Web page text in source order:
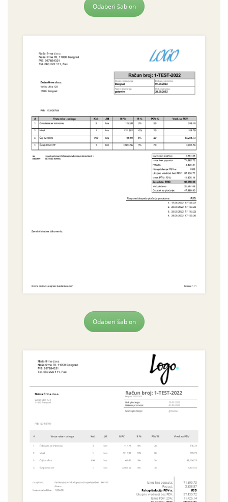
Odaberi šablon
Odaberi šablon